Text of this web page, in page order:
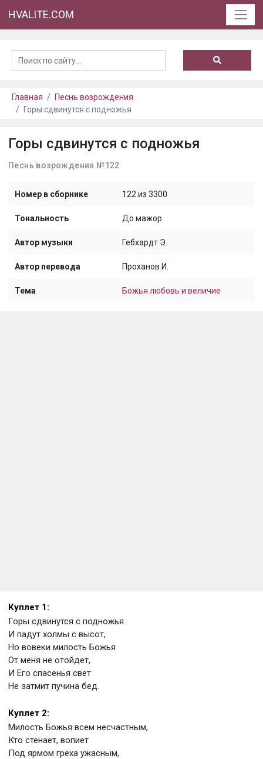
HVALITE.COM
Главная
Песнь возрождения
Горы сдвинутся с подножья
Горы сдвинутся с подножья
Песнь возрождения №122
Номер в сборнике 122 из 3300
Тональность До мажор
Автор музыки Гебхардт Э.
Автор перевода Проханов И.
Тема Божья любовь и величие
Куплет 1:
Горы сдвинутся с подножья
И падут холмы с высот,
Но вовеки милость Божья
От меня не отойдет,
И Его спасенья свет
Не затмит пучина бед.
Куплет 2:
Милость Божья всем несчастным,
Кто стенает, вопиет
Под ярмом греха ужасным,